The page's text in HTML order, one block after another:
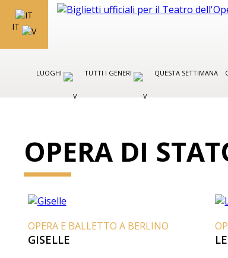
IT
LUOGHI TUTTI I GENERI QUESTA SETTIMANA
OPERA DI
OPERA E BALLETTO A BERLINO
GISELLE